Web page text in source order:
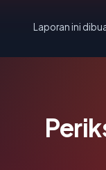
Laporan ini